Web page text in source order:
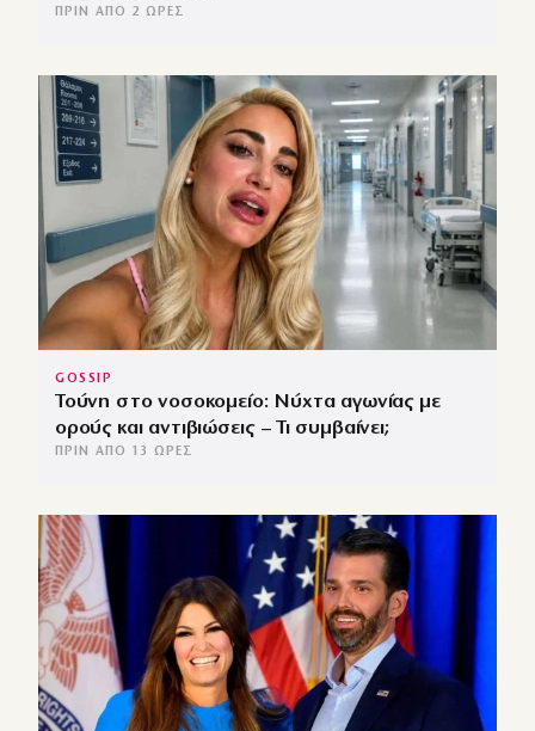
ΠΡΙΝ ΑΠΌ 2 ΏΡΕΣ
GOSSIP
Τούνη στο νοσοκομείο: Νύχτα αγωνίας με
ορούς και αντιβιώσεις – Τι συμβαίνει;
ΠΡΙΝ ΑΠΌ 13 ΏΡΕΣ